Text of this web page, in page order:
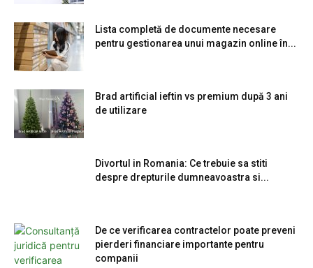
Lista completă de documente necesare
pentru gestionarea unui magazin online în...
Brad artificial ieftin vs premium după 3 ani
de utilizare
Divortul in Romania: Ce trebuie sa stiti
despre drepturile dumneavoastra si...
De ce verificarea contractelor poate preveni
pierderi financiare importante pentru
companii